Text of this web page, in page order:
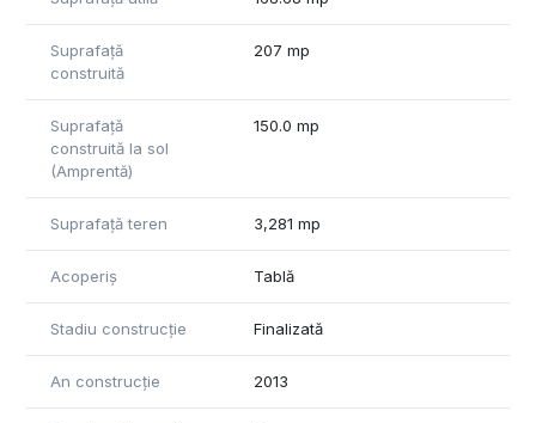
Link prezentare video: Canal-ul de YouTube - The Black
Swan - youtube.com/watch?v=llEk-NHTa7E
Pentru mai multe detalii și pentru a programa o vizionare, va
stam cu drag la dispozitie!
Suprafață
construită
207 mp
Suprafață
construită la sol
(Amprentă)
150.0 mp
Suprafață teren 3,281 mp
Acoperiș Tablă
Stadiu construcție Finalizată
An construcție 2013